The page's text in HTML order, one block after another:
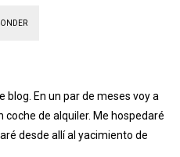
blog. En un par de meses voy a
coche de alquiler. Me hospedaré
desde allí al yacimiento de